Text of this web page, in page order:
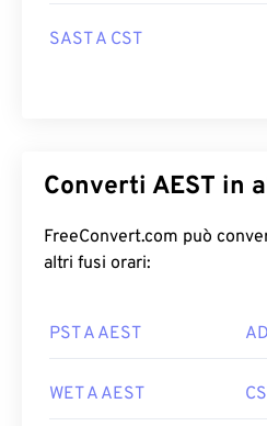
SAST A CST
Converti AEST in
FreeConvert.com può
altri fusi orari:
PST A AEST
WET A AEST